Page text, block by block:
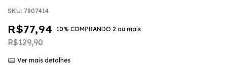
SKU: 7807414
R$77,94 10% COMPRANDO 2 ou mais
R$129,90
Ver mais detalhes